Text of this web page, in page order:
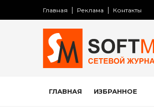
Главная Реклама Контакты
ГЛАВНАЯ ИЗБРАННОЕ